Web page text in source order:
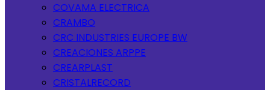
COVAMA ELECTRICA
CRAMBO
CRC INDUSTRIES EUROPE BW
CREACIONES ARPPE
CREARPLAST
CRISTALRECORD